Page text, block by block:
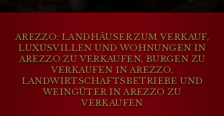
AREZZO: LANDHÄUSER ZUM VERKAUF,
LUXUSVILLEN UND WOHNUNGEN IN
AREZZO ZU VERKAUFEN, BURGEN ZU
VERKAUFEN IN AREZZO,
LANDWIRTSCHAFTSBETRIEBE UND
WEINGÜTER IN AREZZO ZU
VERKAUFEN